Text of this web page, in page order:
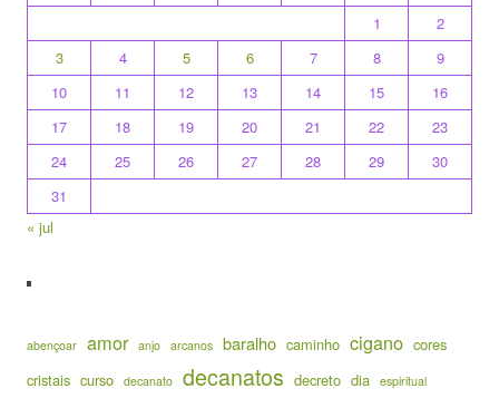
1
2
3
4 5 6 7 8
9
10
11 12 13 14 15
16
17
18 19 20 21 22
23
24
25 26 27 28 29
30
31
« jul
abençoar amor anjo arcanos baralho caminho cigano cores
cristais curso decanato decanatos decreto dia espiritual